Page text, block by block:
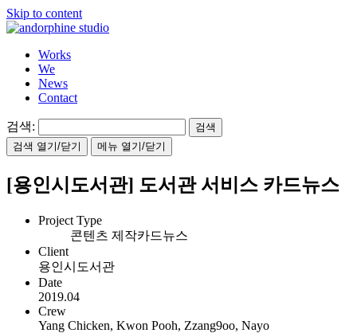
Skip to content
Works
We
News
Contact
검색:
검색 열기/닫기 메뉴 열기/닫기
[용인시도서관] 도서관 서비스 카드뉴스
Project Type
콘텐츠 제작카드뉴스
Client
용인시도서관
Date
2019.04
Crew
Yang Chicken, Kwon Pooh, Zzang9oo, Nayo